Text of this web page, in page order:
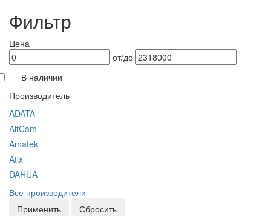
Фильтр
Цена
от/до
В наличии
Производитель
ADATA
AltCam
Amatek
Atix
DAHUA
Все производители
Применить
Сбросить